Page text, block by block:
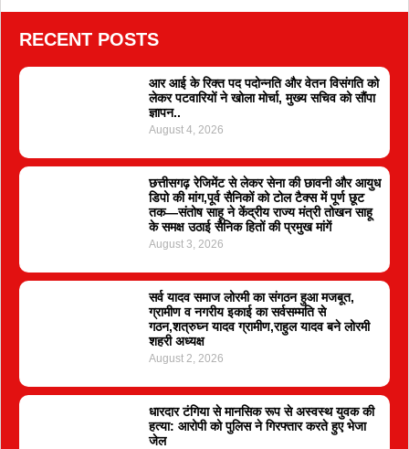
RECENT POSTS
आर आई के रिक्त पद पदोन्नति और वेतन विसंगति को
लेकर पटवारियों ने खोला मोर्चा, मुख्य सचिव को सौंपा
ज्ञापन..
August 4, 2026
छत्तीसगढ़ रेजिमेंट से लेकर सेना की छावनी और आयुध
डिपो की मांग,पूर्व सैनिकों को टोल टैक्स में पूर्ण छूट
तक—संतोष साहू ने केंद्रीय राज्य मंत्री तोखन साहू
के समक्ष उठाई सैनिक हितों की प्रमुख मांगें
August 3, 2026
सर्व यादव समाज लोरमी का संगठन हुआ मजबूत,
ग्रामीण व नगरीय इकाई का सर्वसम्मति से
गठन,शत्रुघ्न यादव ग्रामीण,राहुल यादव बने लोरमी
शहरी अध्यक्ष
August 2, 2026
धारदार टंगिया से मानसिक रूप से अस्वस्थ युवक की
हत्या: आरोपी को पुलिस ने गिरफ्तार करते हुए भेजा
जेल